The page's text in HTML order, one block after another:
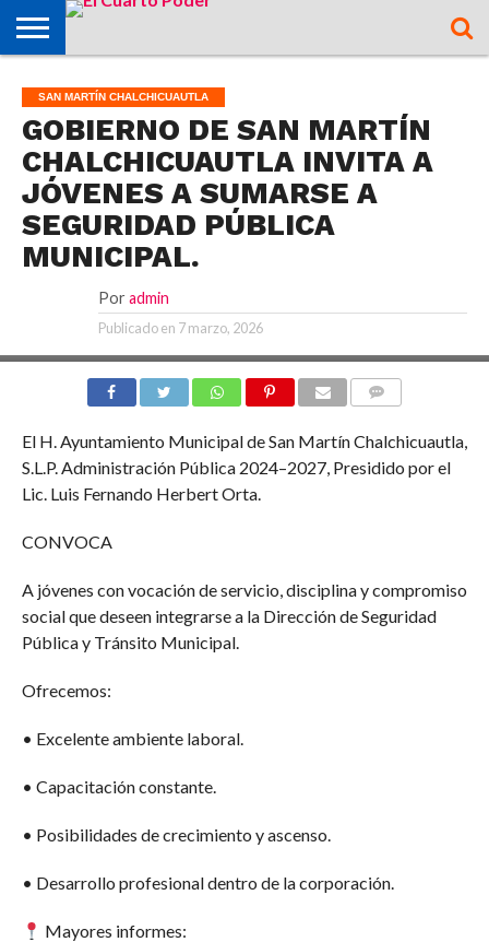
TAMAZUNCHALE
SAN MARTÍN
CHALCHICUAUTLA
MATLAPA
AXTLA DE
TERRAZAS
XILITLA
ZONA
HUASTECA
SLP
ZONA
MEDIA
ZONA
CENTRO
ALTIPLANO
TAMAULIPAS
CULTURA
HIDALGO
INTERNACIONAL
NACIONAL
DEPORTES
SAN MARTÍN CHALCHICUAUTLA
GOBIERNO DE SAN MARTÍN
CHALCHICUAUTLA INVITA A
JÓVENES A SUMARSE A
SEGURIDAD PÚBLICA
MUNICIPAL.
Por admin
Publicado en 7 marzo, 2026
El H. Ayuntamiento Municipal de San Martín Chalchicuautla,
S.L.P. Administración Pública 2024–2027, Presidido por el
Lic. Luis Fernando Herbert Orta.
CONVOCA
A jóvenes con vocación de servicio, disciplina y compromiso
social que deseen integrarse a la Dirección de Seguridad
Pública y Tránsito Municipal.
Ofrecemos:
• Excelente ambiente laboral.
• Capacitación constante.
• Posibilidades de crecimiento y ascenso.
• Desarrollo profesional dentro de la corporación.
Mayores informes: